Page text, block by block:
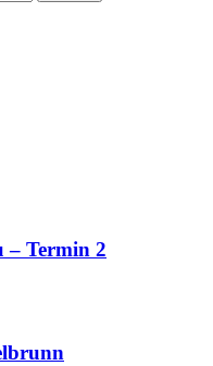
– Termin 2